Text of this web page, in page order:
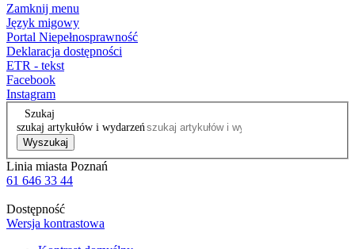
Zamknij menu
Język migowy
Portal Niepełnosprawność
Deklaracja dostępności
ETR - tekst
Facebook
Instagram
Szukaj
szukaj artykułów i wydarzeń
Wyszukaj
Linia miasta Poznań
61 646 33 44
Dostępność
Wersja kontrastowa